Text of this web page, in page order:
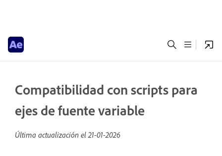
Compatibilidad con scripts para
ejes de fuente variable
Última actualización el21-01-2026